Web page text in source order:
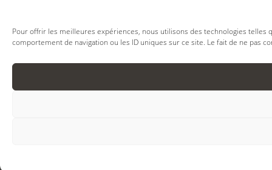
Pour offrir les meilleures expériences, nous utilisons des technologies
comportement de navigation ou les ID uniques sur ce site. Le fait de ne